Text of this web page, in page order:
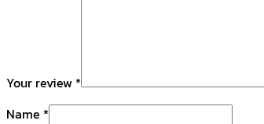
Your review *
Name *